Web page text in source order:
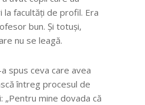
la facultăți de profil. Era
bun. Și totuși,
nu se leagă.
spus ceva care avea
întreg procesul de
„Pentru mine dovada că